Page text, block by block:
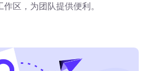
区，为团队提供便利。